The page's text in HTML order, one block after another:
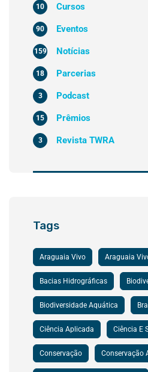
Cursos
10
Eventos
90
Notícias
159
Parcerias
18
Podcast
3
Prêmios
15
Revista TWRA
3
Tags
Araguaia Vivo Araguaia
Bacias Hidrográficas
Biodiversidade Aquática
Ciência Aplicada Ciência E
Conservação Conservação